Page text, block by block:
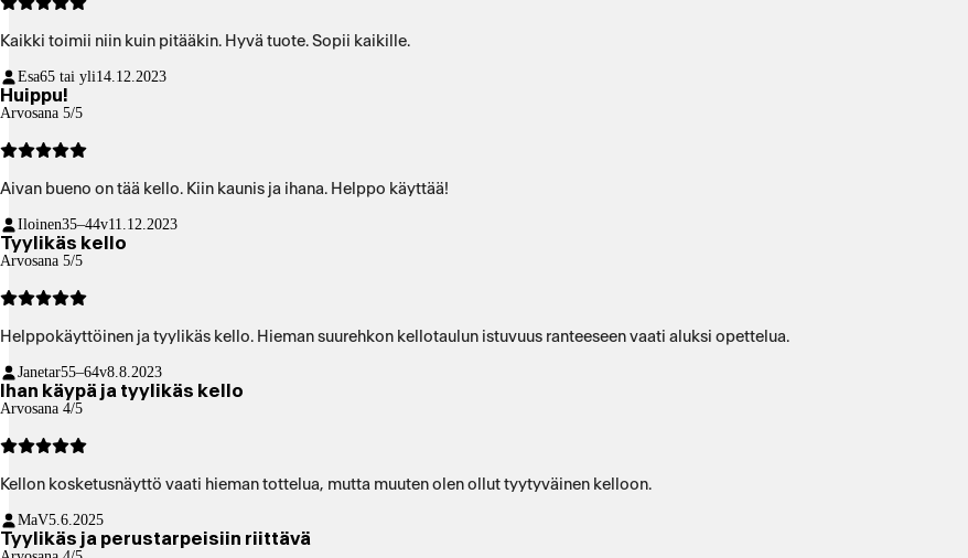
Kaikki toimii niin kuin pitääkin. Hyvä tuote. Sopii kaikille.
Esa65 tai yli14.12.2023
Huippu!
Arvosana 5/5
Aivan bueno on tää kello. Kiin kaunis ja ihana. Helppo käyttää!
Iloinen35–44v11.12.2023
Tyylikäs kello
Arvosana 5/5
Helppokäyttöinen ja tyylikäs kello. Hieman suurehkon kellotaulun istuvuus ranteeseen vaati aluksi opettelua.
Janetar55–64v8.8.2023
Ihan käypä ja tyylikäs kello
Arvosana 4/5
Kellon kosketusnäyttö vaati hieman tottelua, mutta muuten olen ollut tyytyväinen kelloon.
MaV5.6.2025
Tyylikäs ja perustarpeisiin riittävä